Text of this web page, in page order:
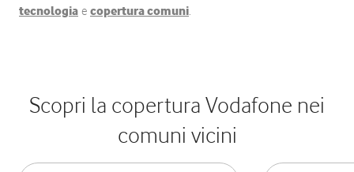
tecnologia e copertura comuni.
Scopri la copertura Vodafone nei
comuni vicini